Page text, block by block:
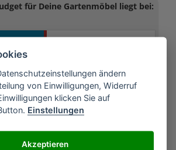
für Deine Gartenmöbel liegt bei:
1930 €
ändern
von Einwilligungen, Widerruf
klicken Sie auf
Einstellungen
Akzeptieren